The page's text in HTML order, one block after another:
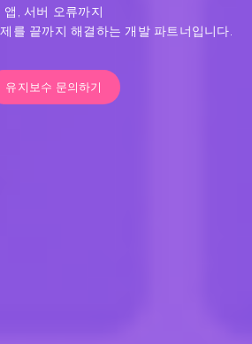
앱, 서버 오류까지
를 끝까지 해결하는 개발 파트너입니다.
유지보수 문의하기